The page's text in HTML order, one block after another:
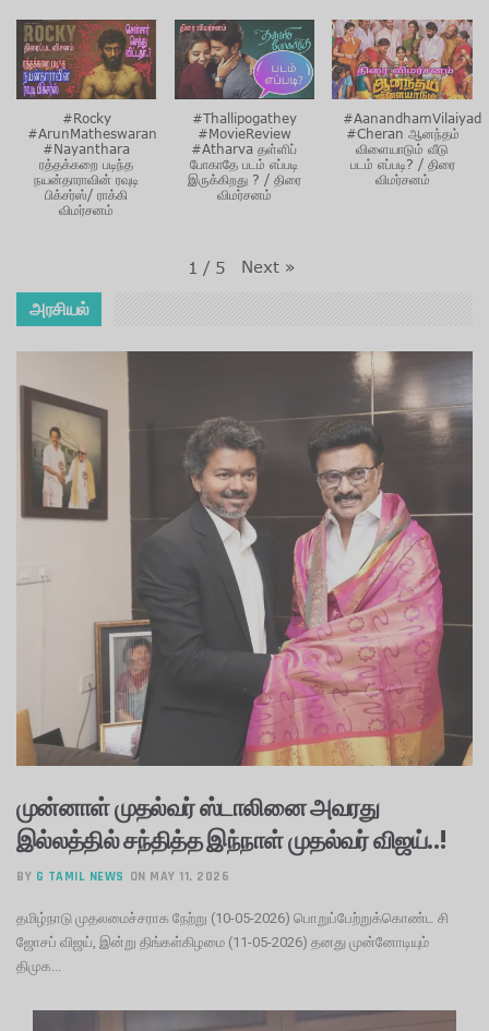
#Rocky
#ArunMatheswaran
#Nayanthara
ரத்தக்கறை படிந்த
நயன்தாராவின் ரவுடி
பிக்சர்ஸ்/ ராக்கி
விமர்சனம்
#Thallipogathey
#MovieReview
#Atharva தள்ளிப்
போகாதே படம் எப்படி
இருக்கிறது ? / திரை
விமர்சனம்
#Cheran ஆனந்தம்
விளையாடும் வீடு
படம் எப்படி? / திரை
விமர்சனம்
1 / 5 Next »
அரசியல்
முன்னாள் முதல்வர் ஸ்டாலினை அவரது
இல்லத்தில் சந்தித்த இந்நாள் முதல்வர் விஜய்..!
BY G TAMIL NEWS ON MAY 11, 2026
தமிழ்நாடு முதலமைச்சராக நேற்று (10-05-2026) பொறுப்பேற்றுக்கொண்ட சி
ஜோசப் விஜய், இன்று திங்கள்கிழமை (11-05-2026) தனது முன்னோடியும்
திமுக...